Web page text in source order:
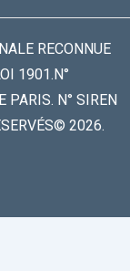
RECONNUE
1901.N°
PARIS. N° SIREN
2026.